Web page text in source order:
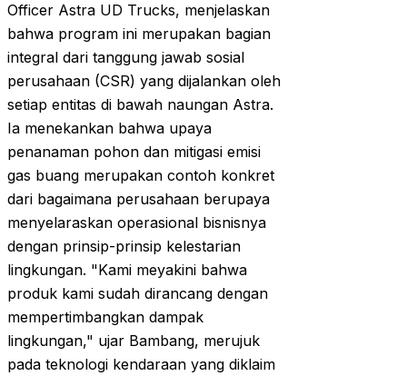
Officer Astra UD Trucks, menjelaskan
bahwa program ini merupakan bagian
integral dari tanggung jawab sosial
perusahaan (CSR) yang dijalankan oleh
setiap entitas di bawah naungan Astra.
Ia menekankan bahwa upaya
penanaman pohon dan mitigasi emisi
gas buang merupakan contoh konkret
dari bagaimana perusahaan berupaya
menyelaraskan operasional bisnisnya
dengan prinsip-prinsip kelestarian
lingkungan. "Kami meyakini bahwa
produk kami sudah dirancang dengan
mempertimbangkan dampak
lingkungan," ujar Bambang, merujuk
pada teknologi kendaraan yang diklaim